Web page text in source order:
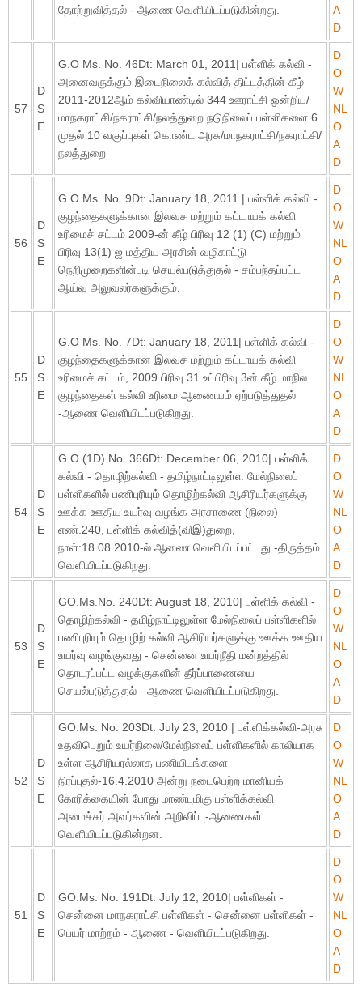
தோற்றுவித்தல் - ஆணை வெளியிடப்படுகின்றது.
A
D
57
D
S
E
G.O Ms. No. 46Dt: March 01, 2011| பள்ளிக் கல்வி -
அனைவருக்கும் இடைநிலைக் கல்வித் திட்டத்தின் கீழ்
2011-2012ஆம் கல்வியாண்டில் 344 ஊராட்சி ஒன்றிய/
மாநகராட்சி/நகராட்சி/நலத்துறை நடுநிலைப் பள்ளிகளை 6
முதல் 10 வகுப்புகள் கொண்ட அரசு/மாநகராட்சி/நகராட்சி/
நலத்துறை
D
O
W
NL
O
A
D
56
D
S
E
G.O Ms. No. 9Dt: January 18, 2011 | பள்ளிக் கல்வி -
குழந்தைகளுக்கான இலவச மற்றும் கட்டாயக் கல்வி
உரிமைச் சட்டம் 2009-ன் கீழ் பிரிவு 12 (1) (C) மற்றும்
பிரிவு 13(1) ஐ மத்திய அரசின் வழிகாட்டு
நெறிமுறைகளின்படி செயல்படுத்துதல் - சம்பந்தப்பட்ட
ஆய்வு அலுவலர்களுக்கும்.
D
O
W
NL
O
A
D
55
D
S
E
G.O Ms. No. 7Dt: January 18, 2011| பள்ளிக் கல்வி -
குழந்தைகளுக்கான இலவச மற்றும் கட்டாயக் கல்வி
உரிமைச் சட்டம், 2009 பிரிவு 31 உட்பிரிவு 3ன் கீழ் மாநில
குழந்தைகள் கல்வி உரிமை ஆணையம் ஏற்படுத்துதல்
-ஆணை வெளியிடப்படுகிறது.
D
O
W
NL
O
A
D
54
D
S
E
G.O (1D) No. 366Dt: December 06, 2010| பள்ளிக்
கல்வி - தொழிற்கல்வி - தமிழ்நாட்டிலுள்ள மேல்நிலைப்
பள்ளிகளில் பணிபுரியும் தொழிற்கல்வி ஆசிரியர்களுக்கு
ஊக்க ஊதிய உயர்வு வழங்க அரசாணை (நிலை)
எண்.240, பள்ளிக் கல்வித்(விஇ)துறை,
நாள்:18.08.2010-ல் ஆணை வெளியிடப்பட்டது -திருத்தம்
வெளியிடப்படுகிறது.
D
O
W
NL
O
A
D
53
D
S
E
GO.Ms.No. 240Dt: August 18, 2010| பள்ளிக் கல்வி -
தொழிற்கல்வி - தமிழ்நாட்டிலுள்ள மேல்நிலைப் பள்ளிகளில்
பணிபுரியும் தொழிற் கல்வி ஆசிரியர்களுக்கு ஊக்க ஊதிய
உயர்வு வழங்குவது - சென்னை உயர்நீதி மன்றத்தில்
தொடரப்பட்ட வழக்குகளின் தீர்ப்பாணையை
செயல்படுத்துதல் - ஆணை வெளியிடப்படுகிறது.
D
O
W
NL
O
A
D
52
D
S
E
GO.Ms. No. 203Dt: July 23, 2010 | பள்ளிக்கல்வி-அரசு
உதவிபெறும் உயர்நிலை/மேல்நிலைப் பள்ளிகளில் காலியாக
உள்ள ஆசிரியரல்லாத பணியிடங்களை
நிரப்புதல்-16.4.2010 அன்று நடைபெற்ற மானியக்
கோரிக்கையின் போது மாண்புமிகு பள்ளிக்கல்வி
அமைச்சர் அவர்களின் அறிவிப்பு-ஆணைகள்
வெளியிடப்படுகின்றன.
D
O
W
NL
O
A
D
51
D
S
E
GO.Ms. No. 191Dt: July 12, 2010| பள்ளிகள் -
சென்னை மாநகராட்சி பள்ளிகள் - சென்னை பள்ளிகள் -
பெயர் மாற்றம் - ஆணை - வெளியிடப்படுகிறது.
D
O
W
NL
O
A
D